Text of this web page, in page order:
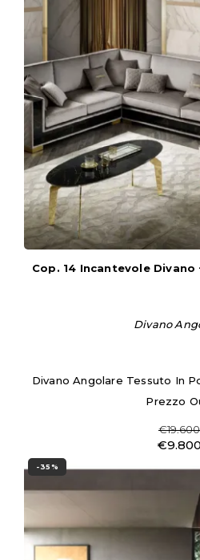
Cop. 14 Incantevole
Divano
Divano Angolare Tessuto In
Prezzo
€19.600
€9.800
-35%